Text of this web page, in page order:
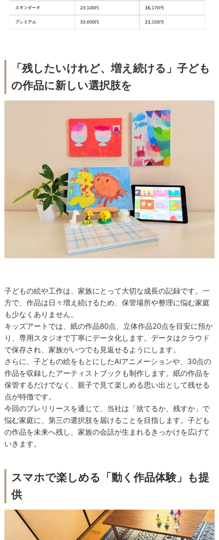
「残したいけれど、増え続ける」子ども
の作品に新しい選択肢を
子どもの絵や工作は、家族にとって大切な成長の記録です。一
方で、作品は日々増え続けるため、保管場所や整理に悩む家庭
も少なくありません。
キッズアートでは、紙の作品80点、立体作品20点を目安に預か
り、専用スタジオで丁寧にデータ化します。データはクラウド
で保存され、家族がいつでも見返せるようにします。
さらに、子どもの絵をもとにしたAIアニメーションや、30点の
作品を収録したアーティストブックも制作します。紙の作品を
保管するだけでなく、親子で見て楽しめる思い出として残せる
点が特徴です。
今回のプレリリースを通じて、当社は「捨てるか、残すか」で
悩む家庭に、第三の選択肢を届けることを目指します。子ども
の作品を未来へ残し、家族の会話が生まれるきっかけを広げて
いきます。
スマホで楽しめる「動く作品体験」も提
供